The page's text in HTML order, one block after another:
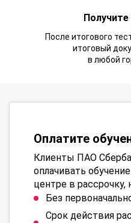
После итогового
итоговый
в любой
Оплатите
Клиенты ПАО
оплачивать
центре в
Без
Срок действия